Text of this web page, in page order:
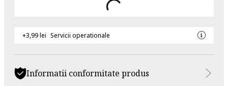
+3,99 lei Servicii operationale
Informatii conformitate produs